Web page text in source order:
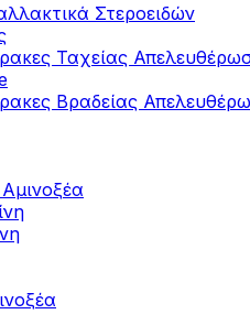
Στεροειδών
Ταχείας
Βραδείας